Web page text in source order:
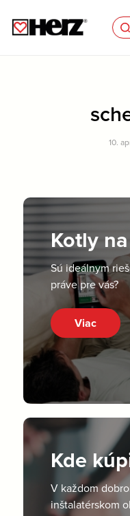
for:
10.
Kotly
Sú ideálnym
práve pre vás?
Viac
Kde
V každom
inštalatérskom